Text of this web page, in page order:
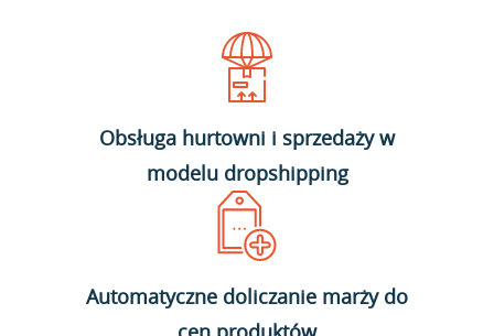
Obsługa hurtowni i sprzedaży w
modelu dropshipping
Automatyczne doliczanie marży do